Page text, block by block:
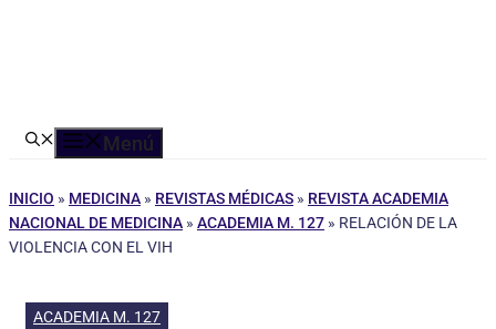
Menú
INICIO » MEDICINA » REVISTAS MÉDICAS » REVISTA ACADEMIA
NACIONAL DE MEDICINA » ACADEMIA M. 127 » RELACIÓN DE LA
VIOLENCIA CON EL VIH
ACADEMIA M. 127